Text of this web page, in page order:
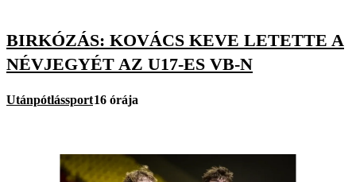
BIRKÓZÁS: KOVÁCS KEVE LETETTE A
NÉVJEGYÉT AZ U17-ES VB-N
Utánpótlássport16 órája